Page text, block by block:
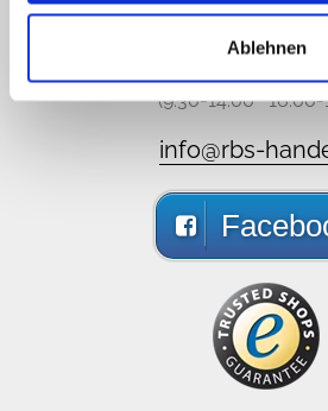
Ablehnen
lo antes
089 - 41 61
(9:30-14:00 16:00-
info@rbs-